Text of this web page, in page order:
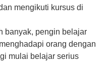
mengikuti kursus di
banyak, pengin belajar
orang dengan
mulai belajar serius